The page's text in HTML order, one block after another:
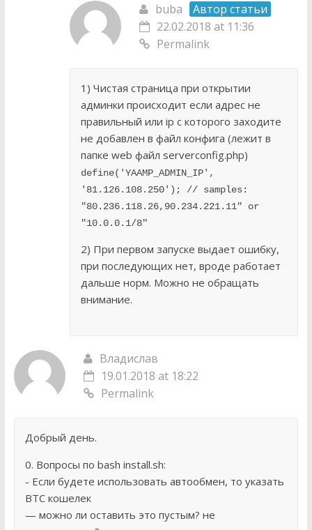
buba
Автор статьи
22.02.2018 at 11:36
Permalink
1) Чистая страница при открытии
админки происходит если адрес не
правильный или ip c которого заходите
не добавлен в файл конфига (лежит в
папке web файл serverconfig.php)
define('YAAMP_ADMIN_IP',
'81.126.108.250'); // samples:
"80.236.118.26,90.234.221.11" or
"10.0.0.1/8"
2) При первом запуске выдает ошибку,
при последующих нет, вроде работает
дальше норм. Можно не обращать
внимание.
Владислав
19.01.2018 at 18:22
Permalink
Добрый день.
0. Вопросы по bash install.sh:
- Если будете использовать автообмен, то указать
BTC кошелек
— можно ли оставить это пустым? не